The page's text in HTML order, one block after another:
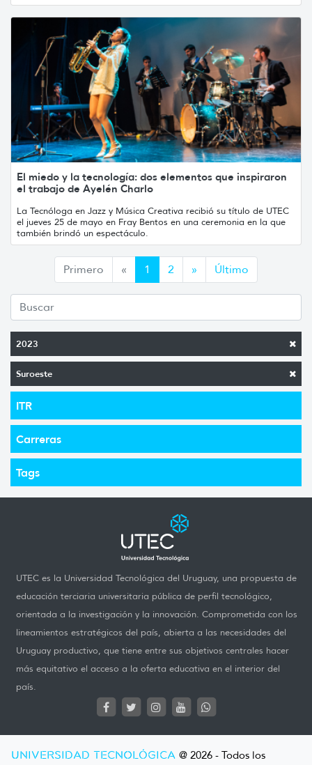
2023
Suroeste
ITR
Carreras
Tags
El miedo y la tecnología: dos elementos que inspiraron
el trabajo de Ayelén Charlo
La Tecnóloga en Jazz y Música Creativa recibió su título de UTEC
el jueves 25 de mayo en Fray Bentos en una ceremonia en la que
también brindó un espectáculo.
Primero « Anterior
1 2 » Siguiente
Último
UTEC es la Universidad Tecnológica del Uruguay, una propuesta de
educación terciaria universitaria pública de perfil tecnológico,
orientada a la investigación y la innovación. Comprometida con los
lineamientos estratégicos del país, abierta a las necesidades del
Uruguay productivo, que tiene entre sus objetivos centrales hacer
más equitativo el acceso a la oferta educativa en el interior del
país.
UNIVERSIDAD TECNOLÓGICA @ 2026 - Todos los